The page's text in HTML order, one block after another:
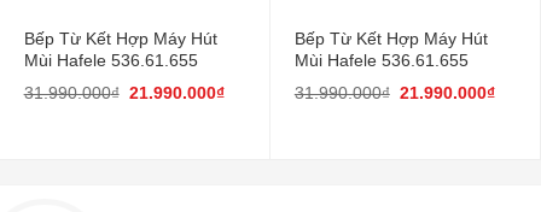
Bếp Từ Kết Hợp Máy Hút
Mùi Hafele 536.61.655
31.990.000₫ 21.990.000₫
Bếp Từ Kết Hợp Máy Hút
Mùi Hafele 536.61.655
31.990.000₫ 21.990.000₫